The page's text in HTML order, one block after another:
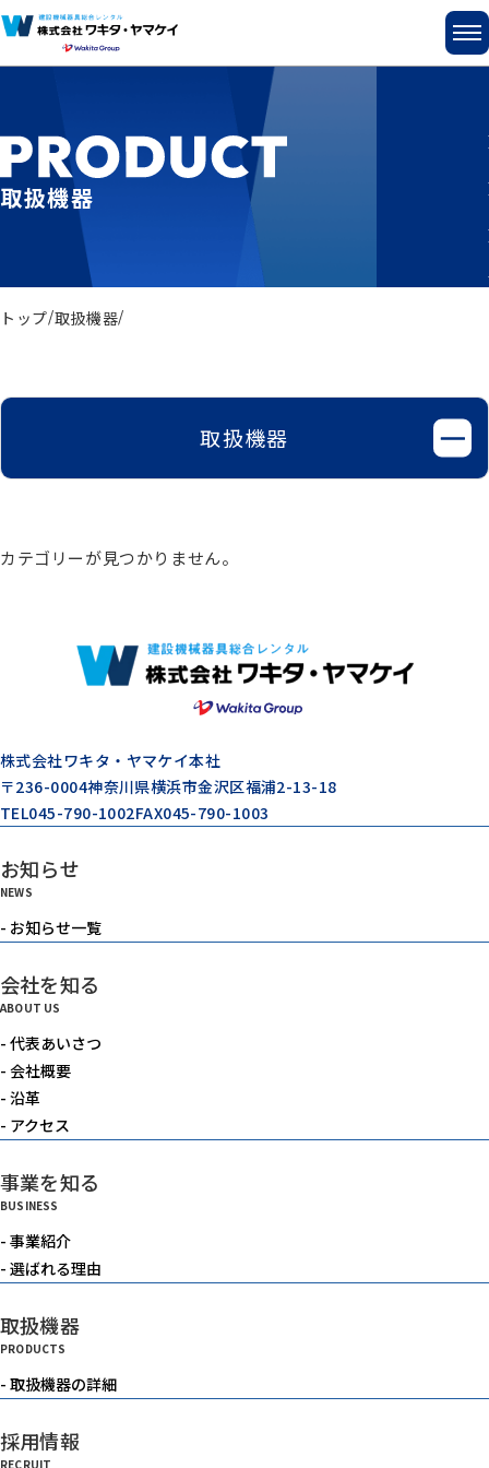
取扱機器
トップ 取扱機器
取扱機器
エアードライヤー
ゼネレータ（発電機）
モルタル注入機器
電動機器
送風機・集塵機・掃除機
水中ポンプ
重機
ベルトコンベアー
カテゴリーが見つかりません。
株式会社ワキタ・ヤマケイ本社
〒236-0004神奈川県横浜市金沢区福浦2-13-18
TEL045-790-1002FAX045-790-1003
お知らせ
NEWS
- お知らせ一覧
会社を知る
ABOUT US
- 代表あいさつ
- 会社概要
- 沿革
- アクセス
事業を知る
BUSINESS
- 事業紹介
- 選ばれる理由
取扱機器
PRODUCTS
- 取扱機器の詳細
採用情報
RECRUIT